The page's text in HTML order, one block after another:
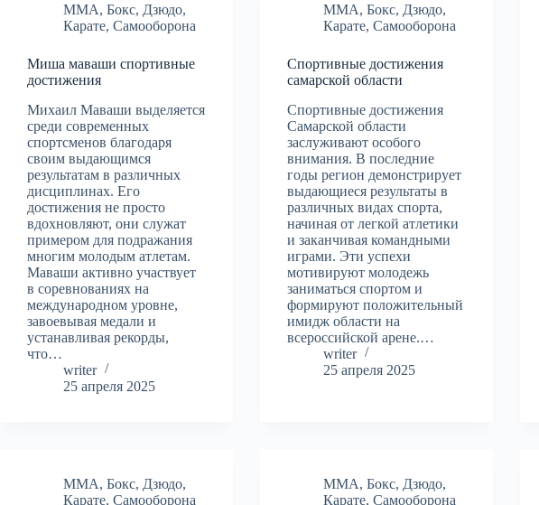
MMA, Бокс, Дзюдо,
Карате, Самооборона
Миша маваши спортивные
достижения
Михаил Маваши выделяется
среди современных
спортсменов благодаря
своим выдающимся
результатам в различных
дисциплинах. Его
достижения не просто
вдохновляют, они служат
примером для подражания
многим молодым атлетам.
Маваши активно участвует
в соревнованиях на
международном уровне,
завоевывая медали и
устанавливая рекорды,
что…
writer
25 апреля 2025
MMA,Бокс, Дзюдо,
Карате,Самооборона
Спортивные достижения
самарской области
Спортивные достижения
Самарской области
заслуживают особого
внимания. В последние
годы регион демонстрирует
выдающиеся результаты в
различных видах спорта,
начиная от легкой атлетики
и заканчивая командными
играми. Эти успехи
мотивируют молодежь
заниматься спортом и
формируют положительный
имидж области на
всероссийской арене.…
writer
25 апреля 2025
MMA, Бокс, Дзюдо,
Карате, Самооборона
MMA,Бокс, Дзюдо,
Карате,Самооборона